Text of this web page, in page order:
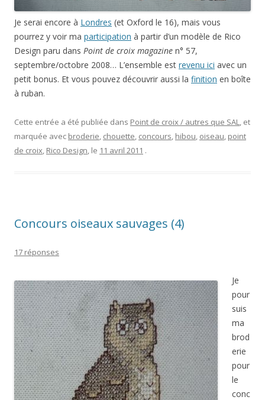
Je serai encore à Londres (et Oxford le 16), mais vous
pourrez y voir ma participation à partir d’un modèle de Rico
Design paru dans Point de croix magazine n° 57,
septembre/octobre 2008… L’ensemble est revenu ici avec un
petit bonus. Et vous pouvez découvrir aussi la finition en boîte
à ruban.
Cette entrée a été publiée dans Point de croix / autres que SAL, et
marquée avec broderie, chouette, concours, hibou, oiseau, point
de croix, Rico Design, le 11 avril 2011 .
Concours oiseaux sauvages (4)
17 réponses
Je
pour
suis
ma
brod
erie
pour
le
conc